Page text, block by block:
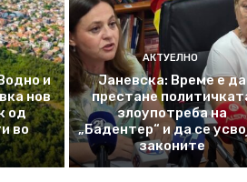
и
нов
од
во
АКТУЕЛНО
Јаневска: Време е да
престане
злоупотреба на
„Бадентер“ и да се
законите